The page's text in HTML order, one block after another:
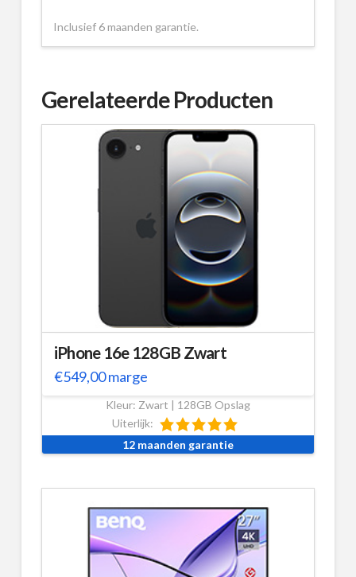
Inclusief 6 maanden garantie.
Gerelateerde Producten
iPhone 16e 128GB Zwart
€549,00marge
Kleur: Zwart | 128GB Opslag
Uiterlijk:
12 maanden garantie